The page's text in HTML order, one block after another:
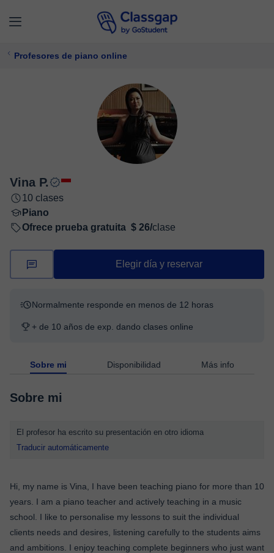
Profesores de piano online
Vina P.
10 clases
Piano
Ofrece prueba gratuita $ 26/clase
Elegir día y reservar
Normalmente responde en menos de 12 horas
+ de 10 años de exp. dando clases online
Sobre mi Disponibilidad Más info
Sobre mi
El profesor ha escrito su presentación en otro idioma
Traducir automáticamente
Hi, my name is Vina, I have been teaching piano for more than 10
years. I am a piano teacher and actively teaching in a music
school. I like to personalise my lessons to suit the individual
clients needs and desires, listening carefully to the students aims
and ambitions. I enjoy teaching complete beginners who just want